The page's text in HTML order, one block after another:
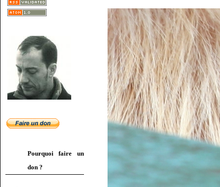
Pourquoi faire un
don ?